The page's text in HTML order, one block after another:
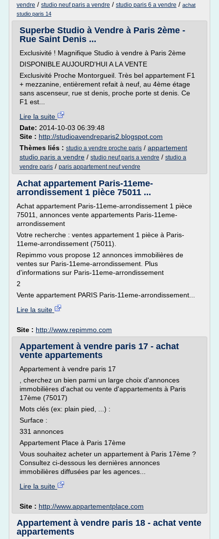
vendre / studio neuf paris a vendre / studio paris 6 a vendre / achat
studio paris 14
Superbe Studio à Vendre à Paris 2ème -
Rue Saint Denis ...
Exclusivité ! Magnifique Studio à vendre à Paris 2ème
DISPONIBLE AUJOURD'HUI A LA VENTE
Exclusivité Proche Montorgueil. Très bel appartement F1
+ mezzanine, entièrement refait à neuf, au 4ème étage
sans ascenseur, rue st denis, proche porte st denis. Ce
F1 est...
Lire la suite
Date: 2014-10-03 06:39:48
Site : http://studioavendreparis2.blogspot.com
Thèmes liés : studio a vendre proche paris / appartement
studio paris a vendre / studio neuf paris a vendre / studio a
vendre paris / paris appartement neuf vendre
Achat appartement Paris-11eme-
arrondissement 1 pièce 75011 ...
Achat appartement Paris-11eme-arrondissement 1 pièce
75011, annonces vente appartements Paris-11eme-
arrondissement
Votre recherche : ventes appartement 1 pièce à Paris-
11eme-arrondissement (75011).
Repimmo vous propose 12 annonces immobilières de
ventes sur Paris-11eme-arrondissement. Plus
d'informations sur Paris-11eme-arrondissement
2
Vente appartement PARIS Paris-11eme-arrondissement...
Lire la suite
Site : http://www.repimmo.com
Appartement à vendre paris 17 - achat
vente appartements
Appartement à vendre paris 17
, cherchez un bien parmi un large choix d'annonces
immobilières d'achat ou vente d'appartements à Paris
17ème (75017)
Mots clés (ex: plain pied, ...) :
Surface :
331 annonces
Appartement Place à Paris 17ème
Vous souhaitez acheter un appartement à Paris 17ème ?
Consultez ci-dessous les dernières annonces
immobilières diffusées par les agences...
Lire la suite
Site : http://www.appartementplace.com
Appartement à vendre paris 18 - achat vente
appartements